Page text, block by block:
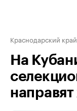
Краснодарский край
На